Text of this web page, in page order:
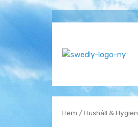
Hoppa
Hem / Hushåll & Hygien